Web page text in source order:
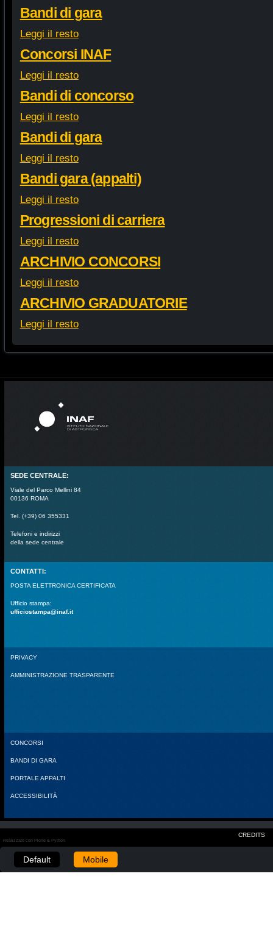
Bandi di gara
Leggi il resto
Concorsi INAF
Leggi il resto
Bandi di concorso
Leggi il resto
Bandi di gara
Leggi il resto
Bandi gara (appalti)
Leggi il resto
Progressioni di carriera
Leggi il resto
ARCHIVIO CONCORSI
Leggi il resto
ARCHIVIO GRADUATORIE
Leggi il resto
SEDE CENTRALE:
Viale del Parco Mellini 84
00136 ROMA
Tel. (+39) 06 355331
Telefoni e indirizzi
della sede centrale
CONTATTI:
POSTA ELETTRONICA CERTIFICATA
Ufficio stampa:
ufficiostampa@inaf.it
PRIVACY
AMMINISTRAZIONE TRASPARENTE
CONCORSI
BANDI DI GARA
PORTALE APPALTI
ACCESSIBILITÀ
CREDITS
Realizzato con Plone & Python
Default Mobile